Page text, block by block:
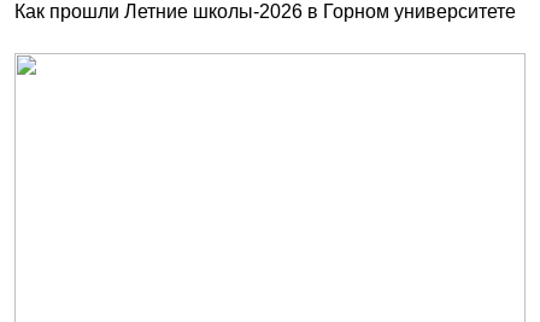
Как прошли Летние школы-2026 в Горном университете